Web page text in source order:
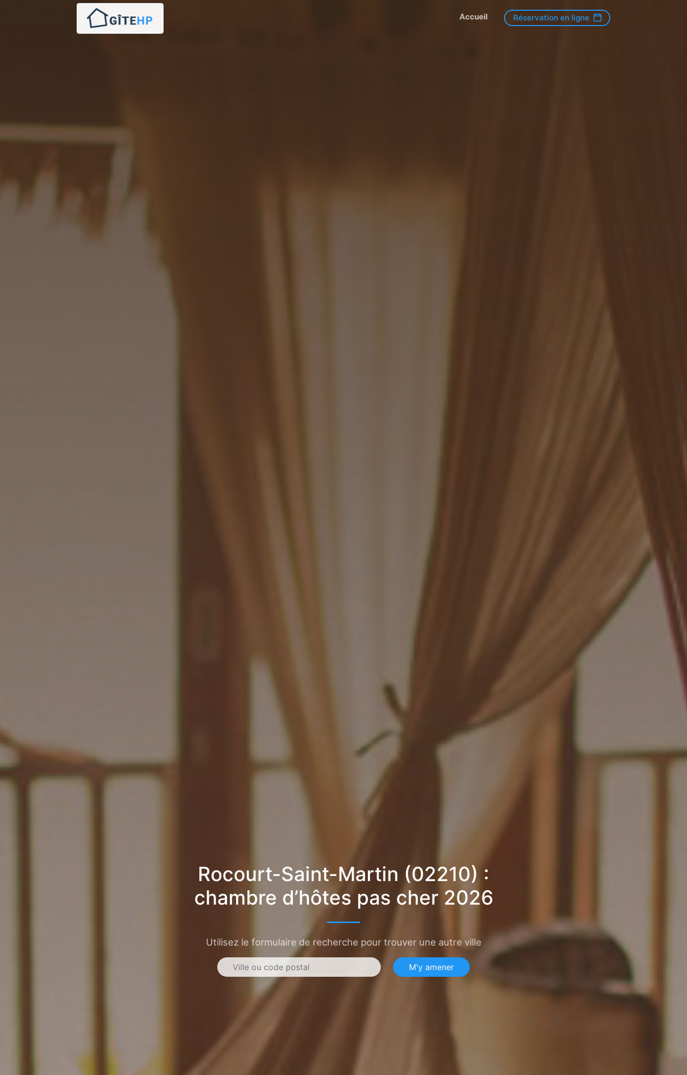
Accueil Réservation en ligne
Rocourt-Saint-Martin (02210) :
chambre d’hôtes pas cher 2026
Utilisez le formulaire de recherche pour trouver une autre ville
M'y amener